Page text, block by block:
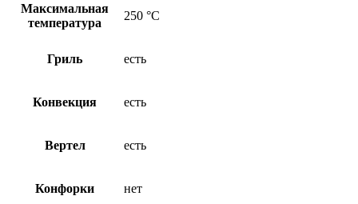
Максимальная
температура
250 °С
Гриль есть
Конвекция есть
Вертел есть
Конфорки нет